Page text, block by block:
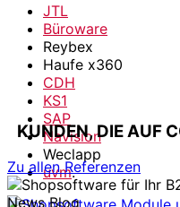
JTL
Büroware
Reybex
Haufe x360
CDH
KS1
SAP
Navision
Weclapp
uvm.
KUNDEN, DIE AUF
Zu allen Referenzen